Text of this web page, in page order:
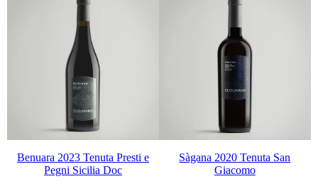
Benuara 2023 Tenuta Presti e
Pegni Sicilia Doc
Sàgana 2020 Tenuta San
Giacomo